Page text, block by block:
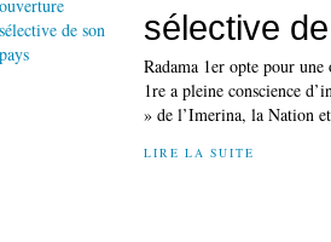
sélective
Radama 1er opte pour
1re a pleine conscience
» de l’Imerina, la Nation
LIRE LA SUITE